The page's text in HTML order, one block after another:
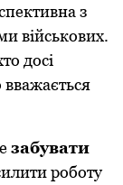
з
військових.
досі
вважається
забувати
роботу